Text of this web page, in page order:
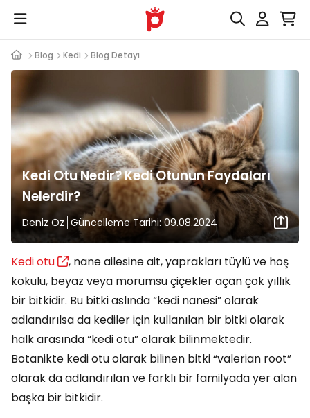
Blog Kedi Blog Detayı
Kedi Otu Nedir? Kedi Otunun Faydaları
Nelerdir?
Deniz Öz Güncelleme Tarihi: 09.08.2024
Kedi otu
, nane ailesine ait, yaprakları tüylü ve hoş
kokulu, beyaz veya morumsu çiçekler açan çok yıllık
bir bitkidir. Bu bitki aslında “kedi nanesi” olarak
adlandırılsa da kediler için kullanılan bir bitki olarak
halk arasında “kedi otu” olarak bilinmektedir.
Botanikte kedi otu olarak bilinen bitki “valerian root”
olarak da adlandırılan ve farklı bir familyada yer alan
başka bir bitkidir.